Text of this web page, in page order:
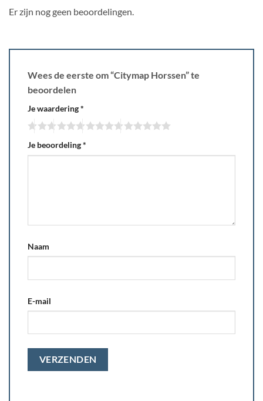
Er zijn nog geen beoordelingen.
Wees de eerste om “Citymap Horssen” te
beoordelen
Je waardering*
Je beoordeling*
Naam
E-mail